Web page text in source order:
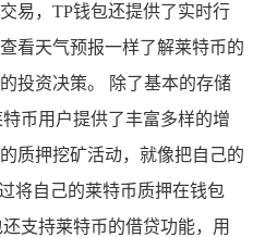
易，TP钱包还提供了实时行
看天气预报一样了解莱特币的
投资决策。 除了基本的存储
币用户提供了丰富多样的增
质押挖矿活动，就像把自己的
将自己的莱特币质押在钱包
支持莱特币的借贷功能，用